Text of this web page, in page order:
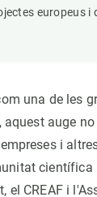
europeus i
una de les
auge
i
el CREAF i